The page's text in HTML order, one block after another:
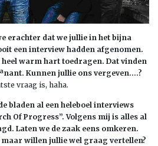
erachter dat we jullie in het bijna
een interview hadden afgenomen.
warm hart toedragen. Dat vinden
Kunnen jullie ons vergeven….?
vraag is, haha.
bladen al een heleboel interviews
Of Progress”. Volgens mij is alles al
Laten we de zaak eens omkeren.
willen jullie wel graag vertellen?